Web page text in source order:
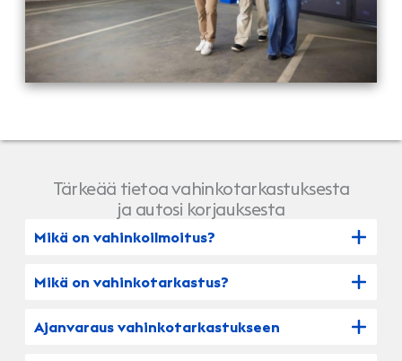
Tärkeää tietoa vahinkotarkastuksesta
ja autosi korjauksesta
Mikä on vahinkoilmoitus?
Mikä on vahinkotarkastus?
Ajanvaraus vahinkotarkastukseen